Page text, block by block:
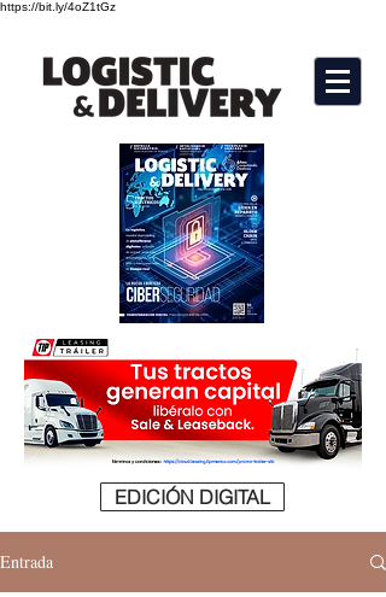
https://bit.ly/4oZ1tGz
EDICIÓN DIGITAL
Entrada